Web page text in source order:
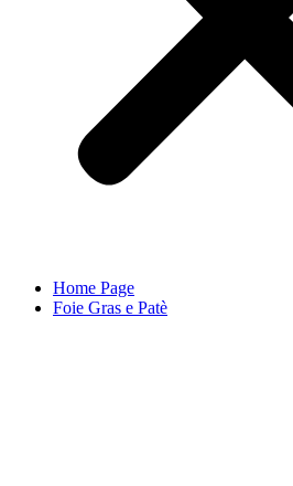
Home Page
Foie Gras e Patè